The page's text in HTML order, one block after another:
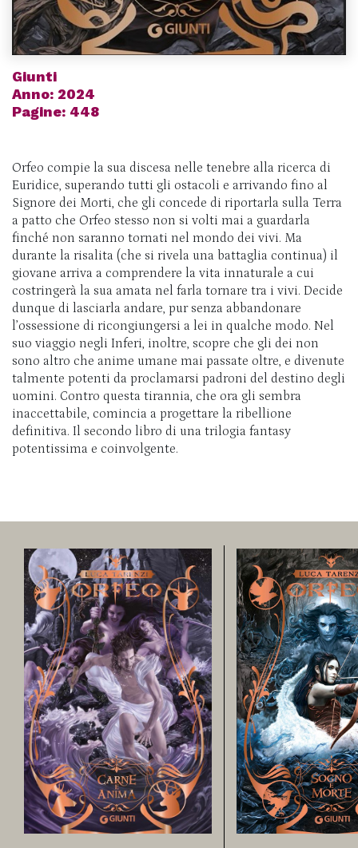
Giunti
Anno: 2024
Pagine: 448
Orfeo compie la sua discesa nelle tenebre alla ricerca di
Euridice, superando tutti gli ostacoli e arrivando fino al
Signore dei Morti, che gli concede di riportarla sulla Terra
a patto che Orfeo stesso non si volti mai a guardarla
finché non saranno tornati nel mondo dei vivi. Ma
durante la risalita (che si rivela una battaglia continua) il
giovane arriva a comprendere la vita innaturale a cui
costringerà la sua amata nel farla tornare tra i vivi. Decide
dunque di lasciarla andare, pur senza abbandonare
l’ossessione di ricongiungersi a lei in qualche modo. Nel
suo viaggio negli Inferi, inoltre, scopre che gli dei non
sono altro che anime umane mai passate oltre, e divenute
talmente potenti da proclamarsi padroni del destino degli
uomini. Contro questa tirannia, che ora gli sembra
inaccettabile, comincia a progettare la ribellione
definitiva. Il secondo libro di una trilogia fantasy
potentissima e coinvolgente.